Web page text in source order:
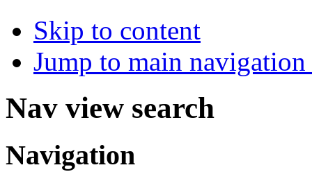
Skip to content
Jump to main
Nav view search
Navigation